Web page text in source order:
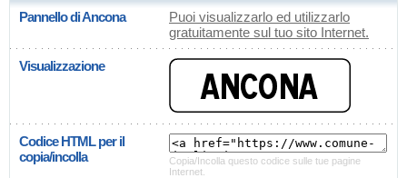
Pannello di Ancona
Puoi visualizzarlo ed utilizzarlo
gratuitamente sul tuo sito Internet.
Visualizzazione
Codice HTML per il
copia/incolla
Copia/Incolla questo codice sulle tue pagine
Internet.